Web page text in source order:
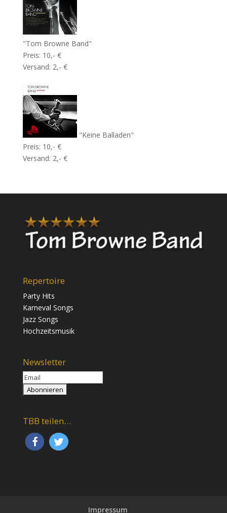
"Tom Browne Band"
Preis: 10,- €
Versand: 2,- €
"Keine Balladen"
Preis: 10,- €
Versand: 2,- €
Repertoire
Party Hits
Karneval Songs
Jazz Songs
Hochzeitsmusik
Newsletter
TBB teilen…
Impressum